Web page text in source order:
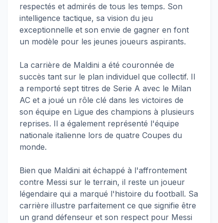
respectés et admirés de tous les temps. Son
intelligence tactique, sa vision du jeu
exceptionnelle et son envie de gagner en font
un modèle pour les jeunes joueurs aspirants.
La carrière de Maldini a été couronnée de
succès tant sur le plan individuel que collectif. Il
a remporté sept titres de Serie A avec le Milan
AC et a joué un rôle clé dans les victoires de
son équipe en Ligue des champions à plusieurs
reprises. Il a également représenté l'équipe
nationale italienne lors de quatre Coupes du
monde.
Bien que Maldini ait échappé à l'affrontement
contre Messi sur le terrain, il reste un joueur
légendaire qui a marqué l'histoire du football. Sa
carrière illustre parfaitement ce que signifie être
un grand défenseur et son respect pour Messi